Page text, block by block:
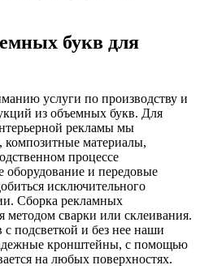
букв для
услуги по производству и
из объемных букв. Для
рекламы мы
композитные материалы,
процессе
оборудование и передовые
исключительного
Сборка рекламных
методом сварки или склеивания.
подсветкой и без нее наши
кронштейны, с помощью
на любых поверхностях.